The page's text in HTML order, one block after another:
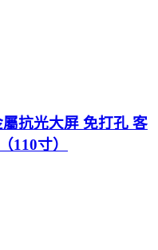
抗光大屏 免打孔 客
110寸）